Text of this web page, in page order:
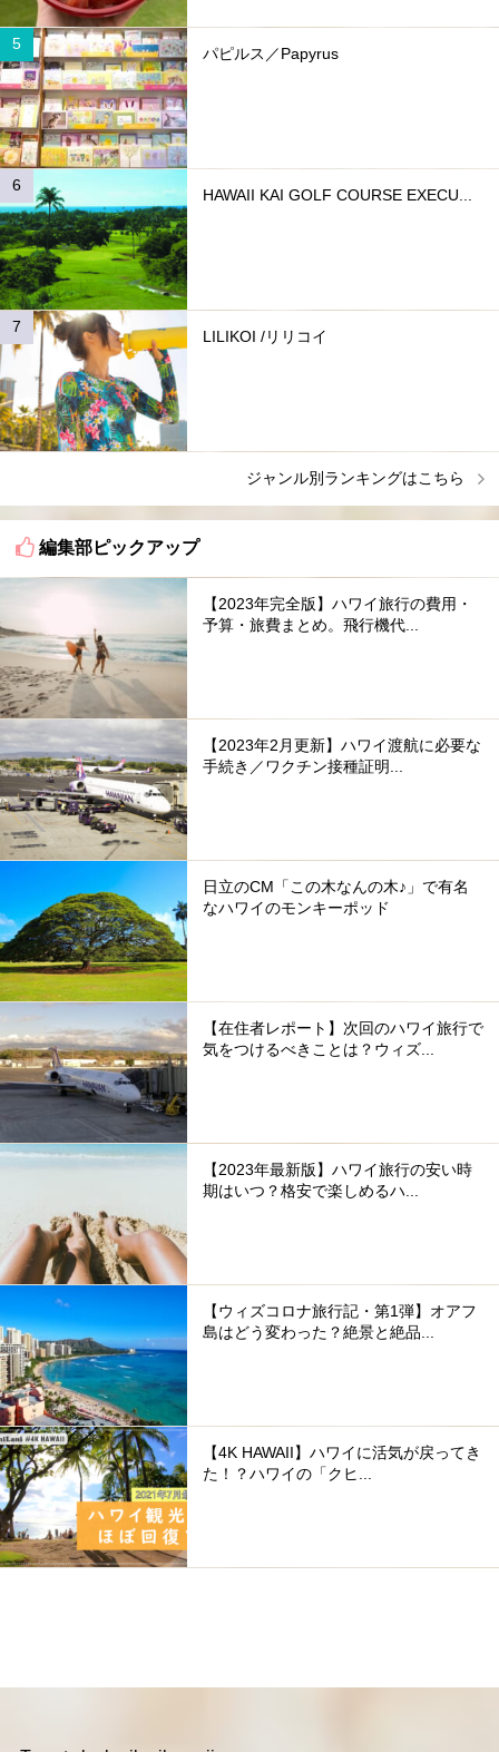
パピルス／Papyrus
HAWAII KAI GOLF COURSE EXECU...
LILIKOI /リリコイ
ジャンル別ランキングはこちら
編集部ピックアップ
【2023年完全版】ハワイ旅行の費用・
予算・旅費まとめ。飛行機代...
【2023年2月更新】ハワイ渡航に必要な
手続き／ワクチン接種証明...
日立のCM「この木なんの木♪」で有名
なハワイのモンキーポッド
【在住者レポート】次回のハワイ旅行で
気をつけるべきことは？ウィズ...
【2023年最新版】ハワイ旅行の安い時
期はいつ？格安で楽しめるハ...
【ウィズコロナ旅行記・第1弾】オアフ
島はどう変わった？絶景と絶品...
【4K HAWAII】ハワイに活気が戻ってき
た！？ハワイの「クヒ...